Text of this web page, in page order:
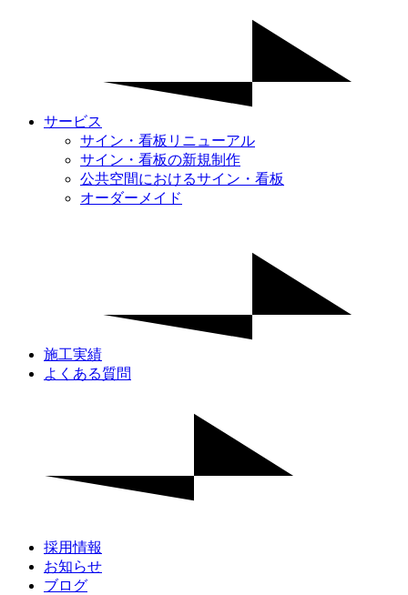
サービス
サイン・看板リニューアル
サイン・看板の新規制作
公共空間におけるサイン・看板
オーダーメイド
施工実績
よくある質問
採用情報
お知らせ
ブログ